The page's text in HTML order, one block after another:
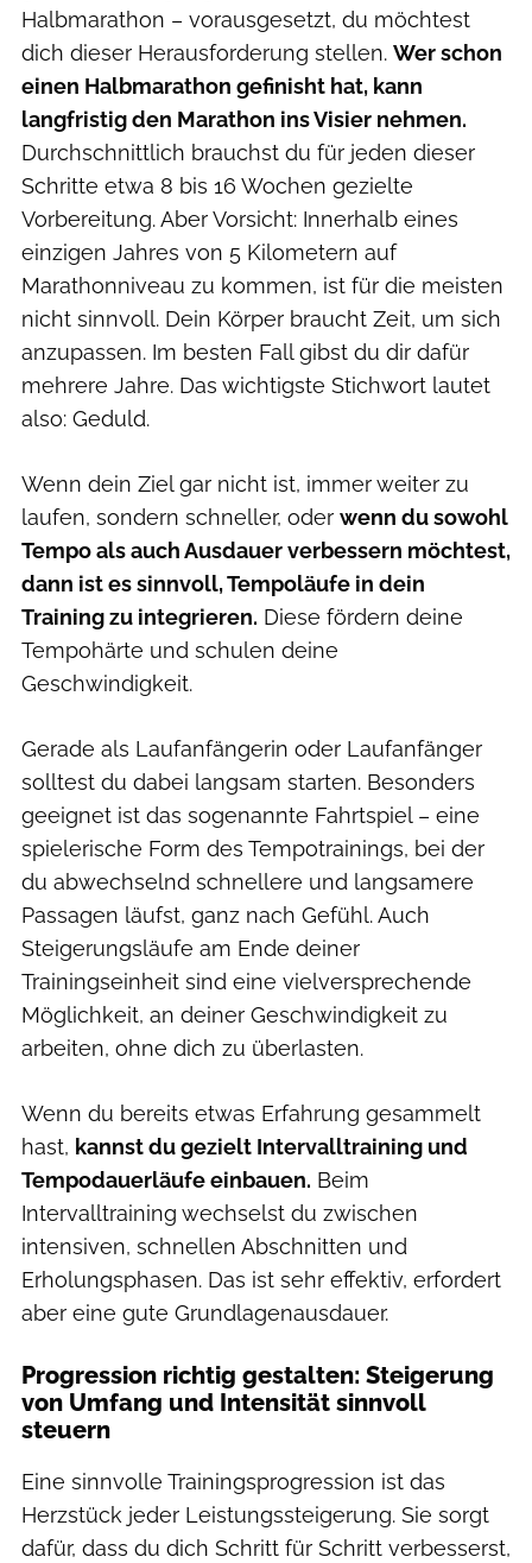
Halbmarathon – vorausgesetzt, du möchtest
dich dieser Herausforderung stellen. Wer schon
einen Halbmarathon gefinisht hat, kann
langfristig den Marathon ins Visier nehmen.
Durchschnittlich brauchst du für jeden dieser
Schritte etwa 8 bis 16 Wochen gezielte
Vorbereitung. Aber Vorsicht: Innerhalb eines
einzigen Jahres von 5 Kilometern auf
Marathonniveau zu kommen, ist für die meisten
nicht sinnvoll. Dein Körper braucht Zeit, um sich
anzupassen. Im besten Fall gibst du dir dafür
mehrere Jahre. Das wichtigste Stichwort lautet
also: Geduld.
Wenn dein Ziel gar nicht ist, immer weiter zu
laufen, sondern schneller, oder wenn du sowohl
Tempo als auch Ausdauer verbessern möchtest,
dann ist es sinnvoll, Tempoläufe in dein
Training zu integrieren. Diese fördern deine
Tempohärte und schulen deine
Geschwindigkeit.
Gerade als Laufanfängerin oder Laufanfänger
solltest du dabei langsam starten. Besonders
geeignet ist das sogenannte Fahrtspiel – eine
spielerische Form des Tempotrainings, bei der
du abwechselnd schnellere und langsamere
Passagen läufst, ganz nach Gefühl. Auch
Steigerungsläufe am Ende deiner
Trainingseinheit sind eine vielversprechende
Möglichkeit, an deiner Geschwindigkeit zu
arbeiten, ohne dich zu überlasten.
Wenn du bereits etwas Erfahrung gesammelt
hast, kannst du gezielt Intervalltraining und
Tempodauerläufe einbauen. Beim
Intervalltraining wechselst du zwischen
intensiven, schnellen Abschnitten und
Erholungsphasen. Das ist sehr effektiv, erfordert
aber eine gute Grundlagenausdauer.
Progression richtig gestalten: Steigerung
von Umfang und Intensität sinnvoll
steuern
Eine sinnvolle Trainingsprogression ist das
Herzstück jeder Leistungssteigerung. Sie sorgt
dafür, dass du dich Schritt für Schritt verbesserst,